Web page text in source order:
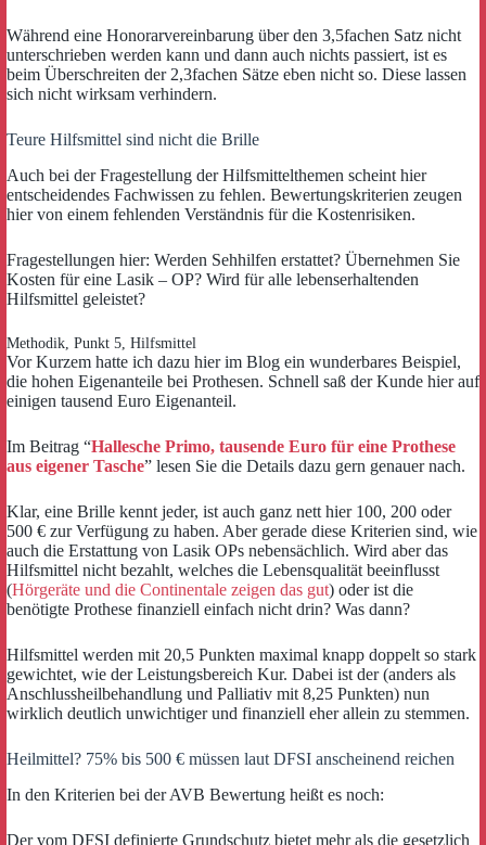
Während eine Honorarvereinbarung über den 3,5fachen Satz nicht
unterschrieben werden kann und dann auch nichts passiert, ist es
beim Überschreiten der 2,3fachen Sätze eben nicht so. Diese lassen
sich nicht wirksam verhindern.
Teure Hilfsmittel sind nicht die Brille
Auch bei der Fragestellung der Hilfsmittelthemen scheint hier
entscheidendes Fachwissen zu fehlen. Bewertungskriterien zeugen
hier von einem fehlenden Verständnis für die Kostenrisiken.
Fragestellungen hier: Werden Sehhilfen erstattet? Übernehmen Sie
Kosten für eine Lasik – OP? Wird für alle lebenserhaltenden
Hilfsmittel geleistet?
Methodik, Punkt 5, Hilfsmittel
Vor Kurzem hatte ich dazu hier im Blog ein wunderbares Beispiel,
die hohen Eigenanteile bei Prothesen. Schnell saß der Kunde hier auf
einigen tausend Euro Eigenanteil.
Im Beitrag “Hallesche Primo, tausende Euro für eine Prothese
aus eigener Tasche” lesen Sie die Details dazu gern genauer nach.
Klar, eine Brille kennt jeder, ist auch ganz nett hier 100, 200 oder
500 € zur Verfügung zu haben. Aber gerade diese Kriterien sind, wie
auch die Erstattung von Lasik OPs nebensächlich. Wird aber das
Hilfsmittel nicht bezahlt, welches die Lebensqualität beeinflusst
(Hörgeräte und die Continentale zeigen das gut) oder ist die
benötigte Prothese finanziell einfach nicht drin? Was dann?
Hilfsmittel werden mit 20,5 Punkten maximal knapp doppelt so stark
gewichtet, wie der Leistungsbereich Kur. Dabei ist der (anders als
Anschlussheilbehandlung und Palliativ mit 8,25 Punkten) nun
wirklich deutlich unwichtiger und finanziell eher allein zu stemmen.
Heilmittel? 75% bis 500 € müssen laut DFSI anscheinend reichen
In den Kriterien bei der AVB Bewertung heißt es noch:
Der vom DFSI definierte Grundschutz bietet mehr als die gesetzlich